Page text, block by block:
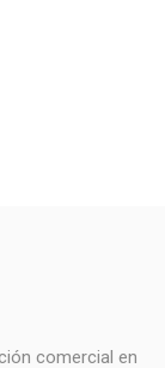
comercial en